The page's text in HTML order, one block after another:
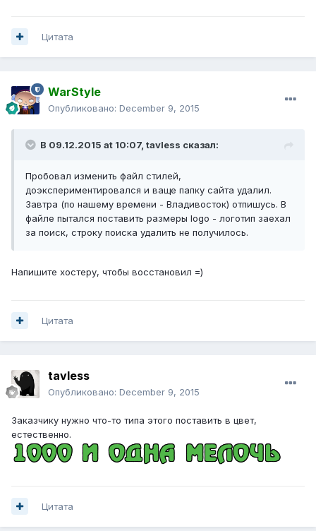
Цитата
WarStyle
Опубликовано: December 9, 2015
В 09.12.2015 at 10:07, tavless сказал:
Пробовал изменить файл стилей,
доэкспериментировался и ваще папку сайта удалил.
Завтра (по нашему времени - Владивосток) отпишусь. В
файле пытался поставить размеры logo - логотип заехал
за поиск, строку поиска удалить не получилось.
Напишите хостеру, чтобы восстановил =)
Цитата
tavless
Опубликовано: December 9, 2015
Заказчику нужно что-то типа этого поставить в цвет,
естественно.
Цитата